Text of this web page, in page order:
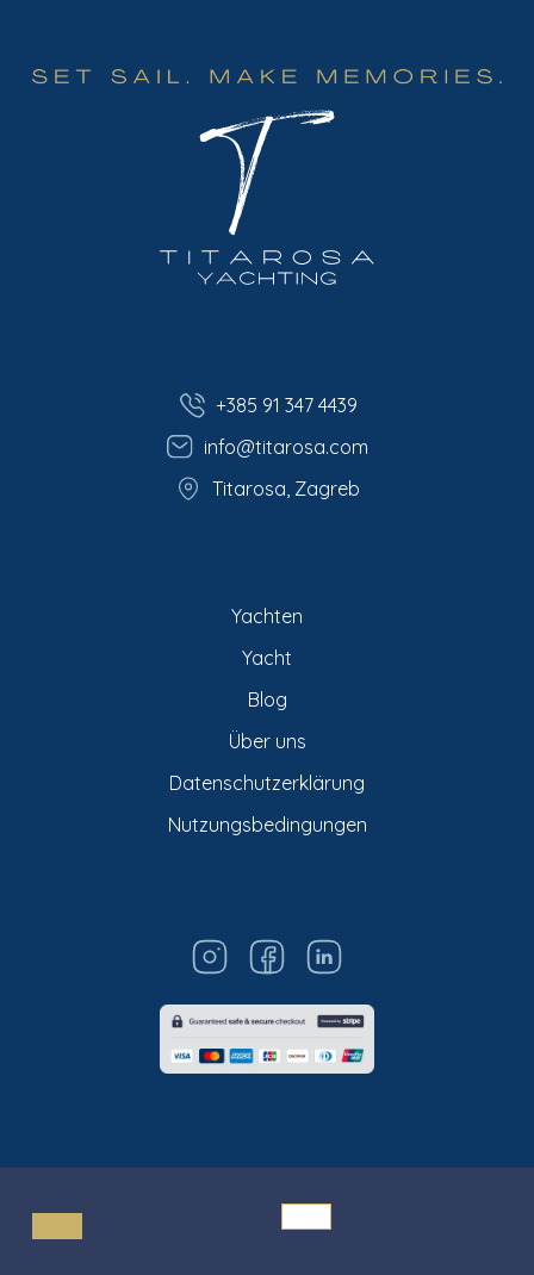
+385 91 347 4439
info@titarosa.com
Titarosa, Zagreb
Yachten
Yacht
Blog
Über uns
Datenschutzerklärung
Nutzungsbedingungen
© Titarosa 2026 All rights reserved